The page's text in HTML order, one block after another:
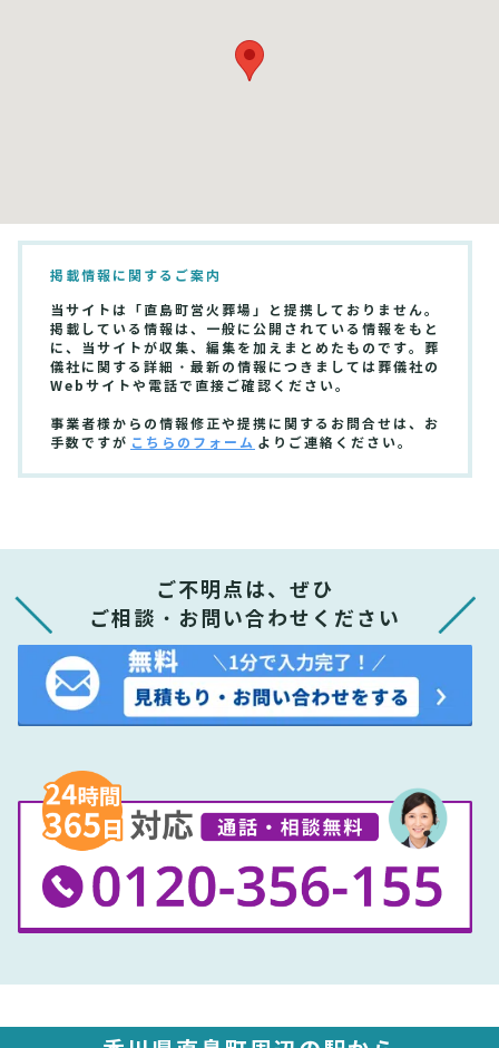
掲載情報に関するご案内
当サイトは「直島町営火葬場」と提携しておりません。
掲載している情報は、一般に公開されている情報をもと
に、当サイトが収集、編集を加えまとめたものです。葬
儀社に関する詳細・最新の情報につきましては葬儀社の
Webサイトや電話で直接ご確認ください。
事業者様からの情報修正や提携に関するお問合せは、お
手数ですが こちらのフォーム よりご連絡ください。
ご不明点は、ぜひ
ご相談・お問い合わせください